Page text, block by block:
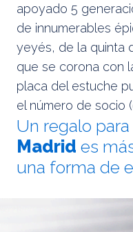
apoyado 5
de innumerables
yeyés, de la quinta
que se corona con
placa del estuche
el número de socio
Un regalo
Madrid es
una forma de